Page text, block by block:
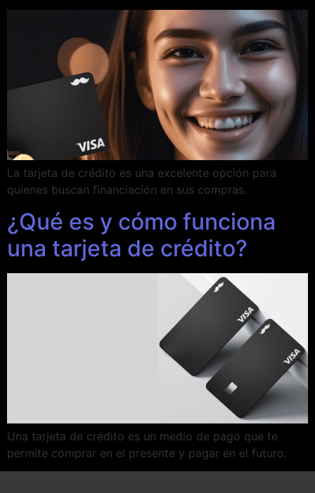
La tarjeta de crédito es una excelente opción para
quienes buscan financiación en sus compras.
¿Qué es y cómo funciona
una tarjeta de crédito?
Una tarjeta de crédito es un medio de pago que te
permite comprar en el presente y pagar en el futuro.